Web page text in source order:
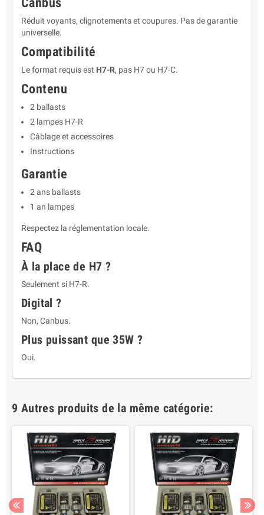
Réduit voyants, clignotements et coupures. Pas de garantie
universelle.
Compatibilité
Le format requis est H7-R, pas H7 ou H7-C.
Contenu
2 ballasts
2 lampes H7-R
Câblage et accessoires
Instructions
Garantie
2 ans ballasts
1 an lampes
Respectez la réglementation locale.
FAQ
À la place de H7 ?
Seulement si H7-R.
Digital ?
Non, Canbus.
Plus puissant que 35W ?
Oui.
9 Autres produits de la même catégorie: